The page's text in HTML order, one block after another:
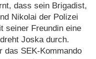
dass sein Brigadist,
Nikolai der Polizei
seiner Freundin eine
Joska durch.
das SEK-Kommando